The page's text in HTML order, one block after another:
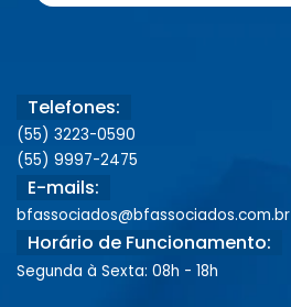
Telefones:
(55) 3223-0590
(55) 9997-2475
E-mails:
bfassociados@bfassociados.com.br
Horário de Funcionamento:
Segunda à Sexta: 08h - 18h